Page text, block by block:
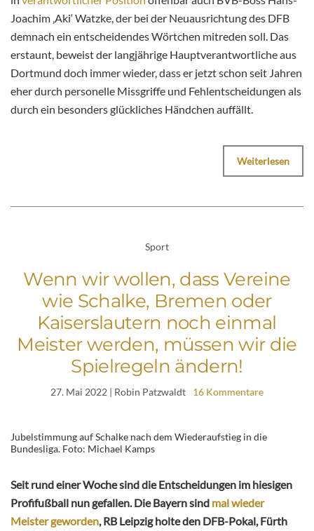
Joachim ‚Aki‘ Watzke, der bei der Neuausrichtung des DFB
demnach ein entscheidendes Wörtchen mitreden soll. Das
erstaunt, beweist der langjährige Hauptverantwortliche aus
Dortmund doch immer wieder, dass er jetzt schon seit Jahren
eher durch personelle Missgriffe und Fehlentscheidungen als
durch ein besonders glückliches Händchen auffällt.
Weiterlesen
Sport
Wenn wir wollen, dass Vereine
wie Schalke, Bremen oder
Kaiserslautern noch einmal
Meister werden, müssen wir die
Spielregeln ändern!
27. Mai 2022 | Robin Patzwaldt 16 Kommentare
Jubelstimmung auf Schalke nach dem Wiederaufstieg in die
Bundesliga. Foto: Michael Kamps
Seit rund einer Woche sind die Entscheidungen im hiesigen
Profifußball nun gefallen. Die Bayern sind mal wieder
Meister geworden, RB Leipzig holte den DFB-Pokal, Fürth